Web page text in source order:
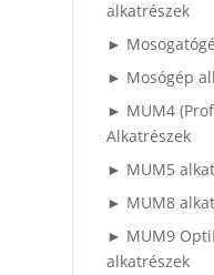
alkatrészek
►
► Mosógép
► MUM4
Alkatrészek
► MUM5
► MUM8
► MUM9
alkatrészek